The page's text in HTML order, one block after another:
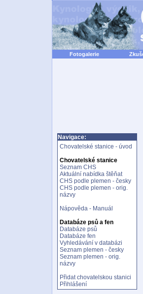
Fotogalerie
Navigace:
Chovatelské stanice - úvod
Chovatelské stanice
Seznam CHS
Aktuální nabídka štěňat
CHS podle plemen - česky
CHS podle plemen - orig.
názvy
Nápověda - Manuál
Databáze psů a fen
Databáze psů
Databáze fen
Vyhledávání v databázi
Seznam plemen - česky
Seznam plemen - orig.
názvy
Přidat chovatelskou stanici
Přihlášení